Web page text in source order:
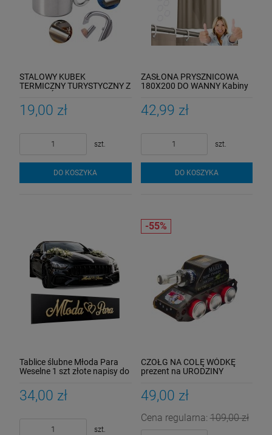
STALOWY KUBEK
TERMICZNY TURYSTYCZNY Z
19,00 zł
szt.
DO KOSZYKA
ZASŁONA PRYSZNICOWA
180X200 DO WANNY Kabiny
Capuccino
42,99 zł
szt.
DO KOSZYKA
Tablice ślubne Młoda Para
Weselne 1 szt złote napisy do
34,00 zł
szt.
CZOŁG NA COLĘ WÓDKĘ
prezent na URODZINY
DZIADKA
49,00 zł
Cena regularna:109,00 zł